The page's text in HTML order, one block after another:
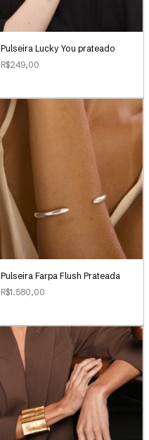
Pulseira Lucky You prateado
R$249,00
Pulseira Farpa Flush Prateada
R$1.580,00